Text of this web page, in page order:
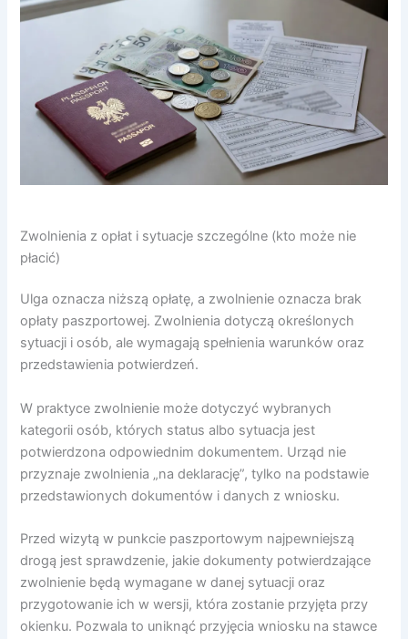
Zwolnienia z opłat i sytuacje szczególne (kto może nie
płacić)
Ulga oznacza niższą opłatę, a zwolnienie oznacza brak
opłaty paszportowej. Zwolnienia dotyczą określonych
sytuacji i osób, ale wymagają spełnienia warunków oraz
przedstawienia potwierdzeń.
W praktyce zwolnienie może dotyczyć wybranych
kategorii osób, których status albo sytuacja jest
potwierdzona odpowiednim dokumentem. Urząd nie
przyznaje zwolnienia „na deklarację”, tylko na podstawie
przedstawionych dokumentów i danych z wniosku.
Przed wizytą w punkcie paszportowym najpewniejszą
drogą jest sprawdzenie, jakie dokumenty potwierdzające
zwolnienie będą wymagane w danej sytuacji oraz
przygotowanie ich w wersji, która zostanie przyjęta przy
okienku. Pozwala to uniknąć przyjęcia wniosku na stawce